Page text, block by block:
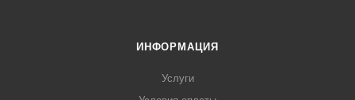
ИНФОРМАЦИЯ
Услуги